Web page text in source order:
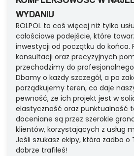
WYDANIU
ROLPOL to coś więcej niż tylko
całościowe podejście, które
inwestycji od początku do końca.
konsultacji oraz precyzyjnych
przechodzimy do
Dbamy o każdy szczegół, a po
porządkujemy teren, co daje
pewność, że ich projekt jest w
elastyczność oraz punktualność
doceniane są przez szerokie
klientów, korzystających z usług
Jeśli szukasz ekipy, która zadba o
dobrze trafiłeś!